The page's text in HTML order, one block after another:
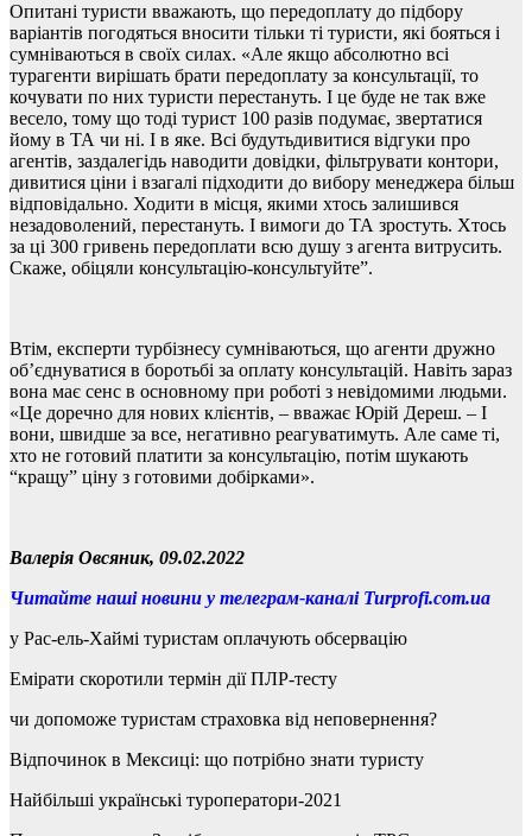
Опитані туристи вважають, що передоплату до підбору
варіантів погодяться вносити тільки ті туристи, які бояться і
сумніваються в своїх силах. «Але якщо абсолютно всі
турагенти вирішать брати передоплату за консультації, то
кочувати по них туристи перестануть. І це буде не так вже
весело, тому що тоді турист 100 разів подумає, звертатися
йому в ТА чи ні. І в яке. Всі будутьдивитися відгуки про
агентів, заздалегідь наводити довідки, фільтрувати контори,
дивитися ціни і взагалі підходити до вибору менеджера більш
відповідально. Ходити в місця, якими хтось залишився
незадоволений, перестануть. І вимоги до ТА зростуть. Хтось
за ці 300 гривень передоплати всю душу з агента витрусить.
Скаже, обіцяли консультацію-консультуйте”.
Втім, експерти турбізнесу сумніваються, що агенти дружно
об’єднуватися в боротьбі за оплату консультацій. Навіть зараз
вона має сенс в основному при роботі з невідомими людьми.
«Це доречно для нових клієнтів, – вважає Юрій Дереш. – І
вони, швидше за все, негативно реагуватимуть. Але саме ті,
хто не готовий платити за консультацію, потім шукають
“кращу” ціну з готовими добірками».
Валерія Овсяник, 09.02.2022
Читайте наші новини у телеграм-каналі Turprofi.com.ua
у Рас-ель-Хаймі туристам оплачують обсервацію
Емірати скоротили термін дії ПЛР-тесту
чи допоможе туристам страховка від неповернення?
Відпочинок в Мексиці: що потрібно знати туристу
Найбільші українські туроператори-2021